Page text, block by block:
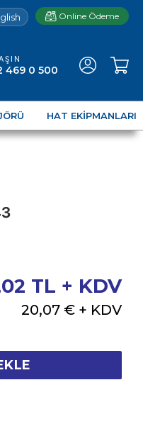
Online Ödeme
469 0 500
HAT EKIPMANLARI
TL + KDV
20,07 €+ KDV